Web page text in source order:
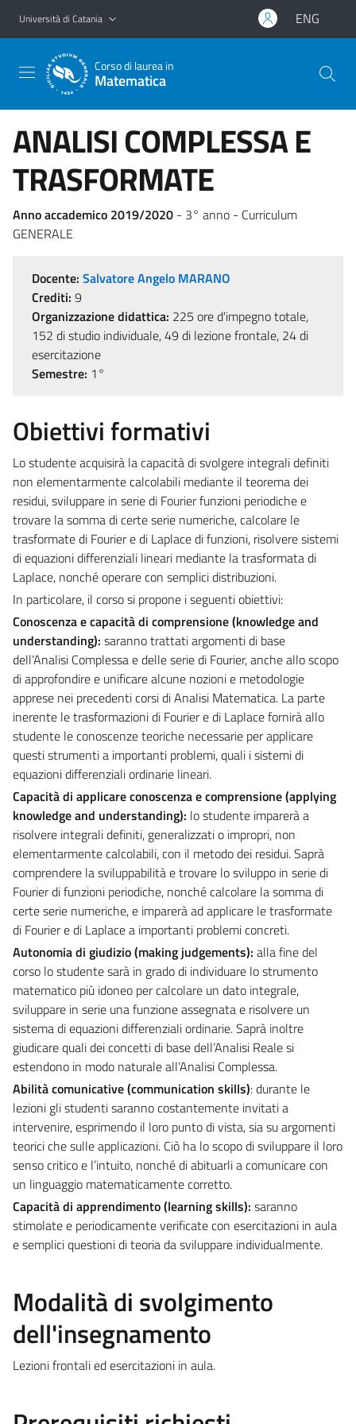
Vai al contenuto principale
Vai al menu di navigazione
Università di Catania ENG
Corso di laurea in
Matematica
ANALISI COMPLESSA E
TRASFORMATE
Anno accademico 2019/2020 - 3° anno - Curriculum
GENERALE
Docente: Salvatore Angelo MARANO
Crediti: 9
Organizzazione didattica: 225 ore d'impegno totale,
152 di studio individuale, 49 di lezione frontale, 24 di
esercitazione
Semestre: 1°
Obiettivi formativi
Lo studente acquisirà la capacità di svolgere integrali definiti
non elementarmente calcolabili mediante il teorema dei
residui, sviluppare in serie di Fourier funzioni periodiche e
trovare la somma di certe serie numeriche, calcolare le
trasformate di Fourier e di Laplace di funzioni, risolvere sistemi
di equazioni differenziali lineari mediante la trasformata di
Laplace, nonché operare con semplici distribuzioni.
In particolare, il corso si propone i seguenti obiettivi:
Conoscenza e capacità di comprensione (knowledge and
understanding): saranno trattati argomenti di base
dell’Analisi Complessa e delle serie di Fourier, anche allo scopo
di approfondire e unificare alcune nozioni e metodologie
apprese nei precedenti corsi di Analisi Matematica. La parte
inerente le trasformazioni di Fourier e di Laplace fornirà allo
studente le conoscenze teoriche necessarie per applicare
questi strumenti a importanti problemi, quali i sistemi di
equazioni differenziali ordinarie lineari.
Capacità di applicare conoscenza e comprensione (applying
knowledge and understanding): lo studente imparerà a
risolvere integrali definiti, generalizzati o impropri, non
elementarmente calcolabili, con il metodo dei residui. Saprà
comprendere la sviluppabilità e trovare lo sviluppo in serie di
Fourier di funzioni periodiche, nonché calcolare la somma di
certe serie numeriche, e imparerà ad applicare le trasformate
di Fourier e di Laplace a importanti problemi concreti.
Autonomia di giudizio (making judgements): alla fine del
corso lo studente sarà in grado di individuare lo strumento
matematico più idoneo per calcolare un dato integrale,
sviluppare in serie una funzione assegnata e risolvere un
sistema di equazioni differenziali ordinarie. Saprà inoltre
giudicare quali dei concetti di base dell’Analisi Reale si
estendono in modo naturale all’Analisi Complessa.
Abilità comunicative (communication skills): durante le
lezioni gli studenti saranno costantemente invitati a
intervenire, esprimendo il loro punto di vista, sia su argomenti
teorici che sulle applicazioni. Ciò ha lo scopo di sviluppare il loro
senso critico e l’intuito, nonché di abituarli a comunicare con
un linguaggio matematicamente corretto.
Capacità di apprendimento (learning skills): saranno
stimolate e periodicamente verificate con esercitazioni in aula
e semplici questioni di teoria da sviluppare individualmente.
Modalità di svolgimento
dell'insegnamento
Lezioni frontali ed esercitazioni in aula.